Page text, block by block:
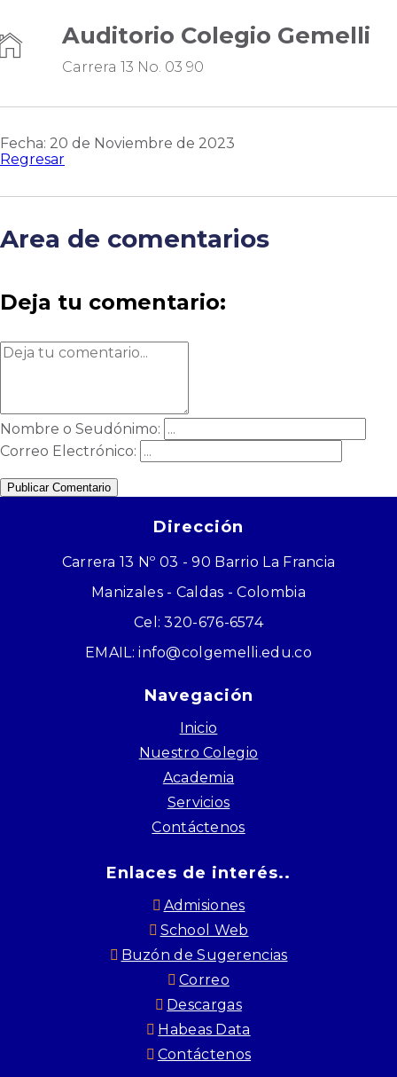
Auditorio Colegio Gemelli
Carrera 13 No. 03 90
Fecha: 20 de Noviembre de 2023
Regresar
Area de comentarios
Deja tu comentario:
Nombre o Seudónimo:
Correo Electrónico:
Publicar Comentario
Dirección
Carrera 13 Nº 03 - 90 Barrio La Francia
Manizales - Caldas - Colombia
Cel: 320-676-6574
EMAIL: info@colgemelli.edu.co
Navegación
Inicio
Nuestro Colegio
Academia
Servicios
Contáctenos
Enlaces de interés..
Admisiones
School Web
Buzón de Sugerencias
Correo
Descargas
Habeas Data
Contáctenos